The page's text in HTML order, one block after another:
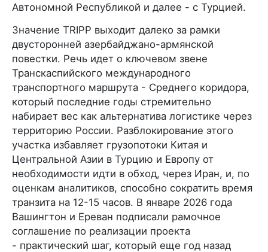
Автономной Республикой и далее - с Турцией.
Значение TRIPP выходит далеко за рамки
двусторонней азербайджано-армянской
повестки. Речь идет о ключевом звене
Транскаспийского международного
транспортного маршрута - Среднего коридора,
который последние годы стремительно
набирает вес как альтернатива логистике через
территорию России. Разблокирование этого
участка избавляет грузопотоки Китая и
Центральной Азии в Турцию и Европу от
необходимости идти в обход, через Иран, и, по
оценкам аналитиков, способно сократить время
транзита на 12-15 часов. В январе 2026 года
Вашингтон и Ереван подписали рамочное
соглашение по реализации проекта
- практический шаг, который еще год назад